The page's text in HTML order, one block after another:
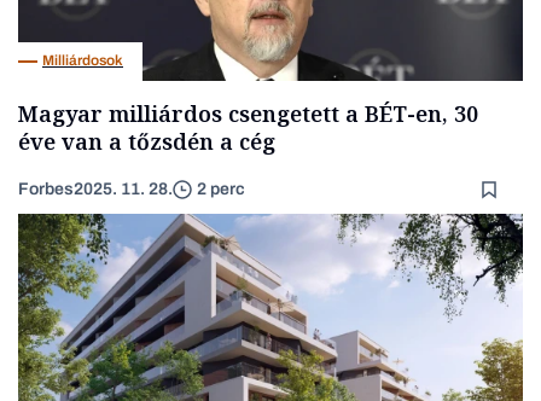
Milliárdosok
Magyar milliárdos csengetett a BÉT-en, 30
éve van a tőzsdén a cég
Forbes2025. 11. 28. 2 perc